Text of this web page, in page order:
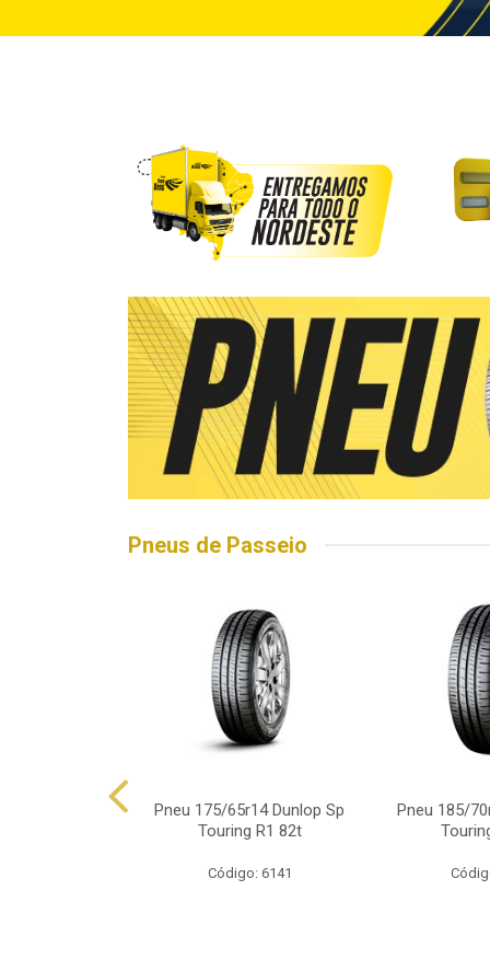
Pneus de Passeio
Pneu 175/65r14 Dunlop Sp
Touring R1 82t
Código: 6141
Pneu 185/